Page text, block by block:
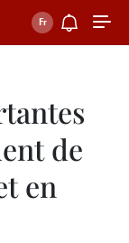
de
en